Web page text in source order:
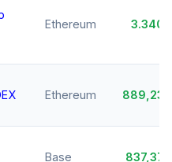
Ethereum
Ethereum
Base